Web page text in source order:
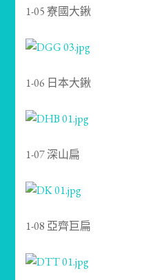
1-05 寮國大鍬
1-06 日本大鍬
1-07 深山扁
1-08 亞齊巨扁